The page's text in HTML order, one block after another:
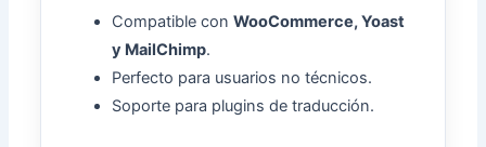
Compatible conWooCommerce, Yoast
y MailChimp.
Perfecto para usuarios no técnicos.
Soporte para plugins de traducción.